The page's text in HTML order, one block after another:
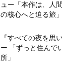
ュー「本作は、人
の核心へと迫る旅」
『すべての夜を思
ー 「ずっと住んで
所」